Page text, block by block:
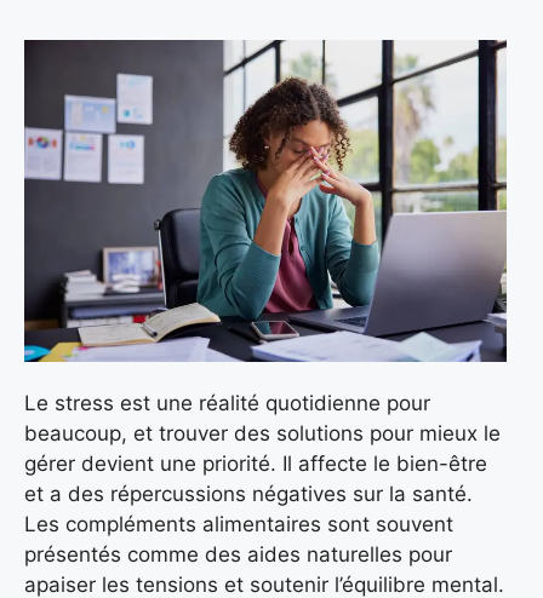
Le stress est une réalité quotidienne pour
beaucoup, et trouver des solutions pour mieux le
gérer devient une priorité. Il affecte le bien-être
et a des répercussions négatives sur la santé.
Les compléments alimentaires sont souvent
présentés comme des aides naturelles pour
apaiser les tensions et soutenir l’équilibre mental.